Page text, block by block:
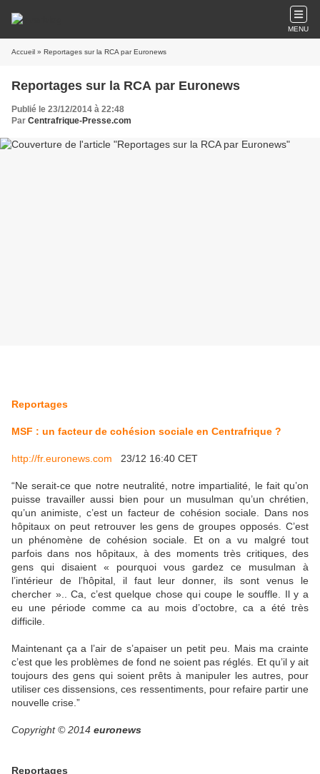
MENU
Accueil » Reportages sur la RCA par Euronews
Reportages sur la RCA par Euronews
Publié le 23/12/2014 à 22:48
Par Centrafrique-Presse.com
Reportages
MSF : un facteur de cohésion sociale en Centrafrique ?
http://fr.euronews.com 23/12 16:40 CET
“Ne serait-ce que notre neutralité, notre impartialité, le fait qu’on
puisse travailler aussi bien pour un musulman qu’un chrétien,
qu’un animiste, c’est un facteur de cohésion sociale. Dans nos
hôpitaux on peut retrouver les gens de groupes opposés. C’est
un phénomène de cohésion sociale. Et on a vu malgré tout
parfois dans nos hôpitaux, à des moments très critiques, des
gens qui disaient « pourquoi vous gardez ce musulman à
l’intérieur de l’hôpital, il faut leur donner, ils sont venus le
chercher ».. Ca, c’est quelque chose qui coupe le souffle. Il y a
eu une période comme ca au mois d’octobre, ca a été très
difficile.
Maintenant ça a l’air de s’apaiser un petit peu. Mais ma crainte
c’est que les problèmes de fond ne soient pas réglés. Et qu’il y ait
toujours des gens qui soient prêts à manipuler les autres, pour
utiliser ces dissensions, ces ressentiments, pour refaire partir une
nouvelle crise.”
Copyright © 2014 euronews
Reportages